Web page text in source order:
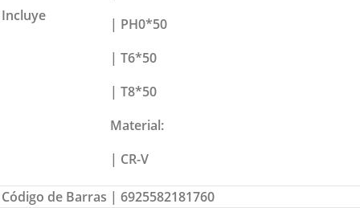
Incluye
| PH0*50
| T6*50
| T8*50
Material:
| CR-V
Código de Barras | 6925582181760